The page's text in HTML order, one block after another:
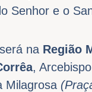
Senhor e o
na Região
,
Milagrosa